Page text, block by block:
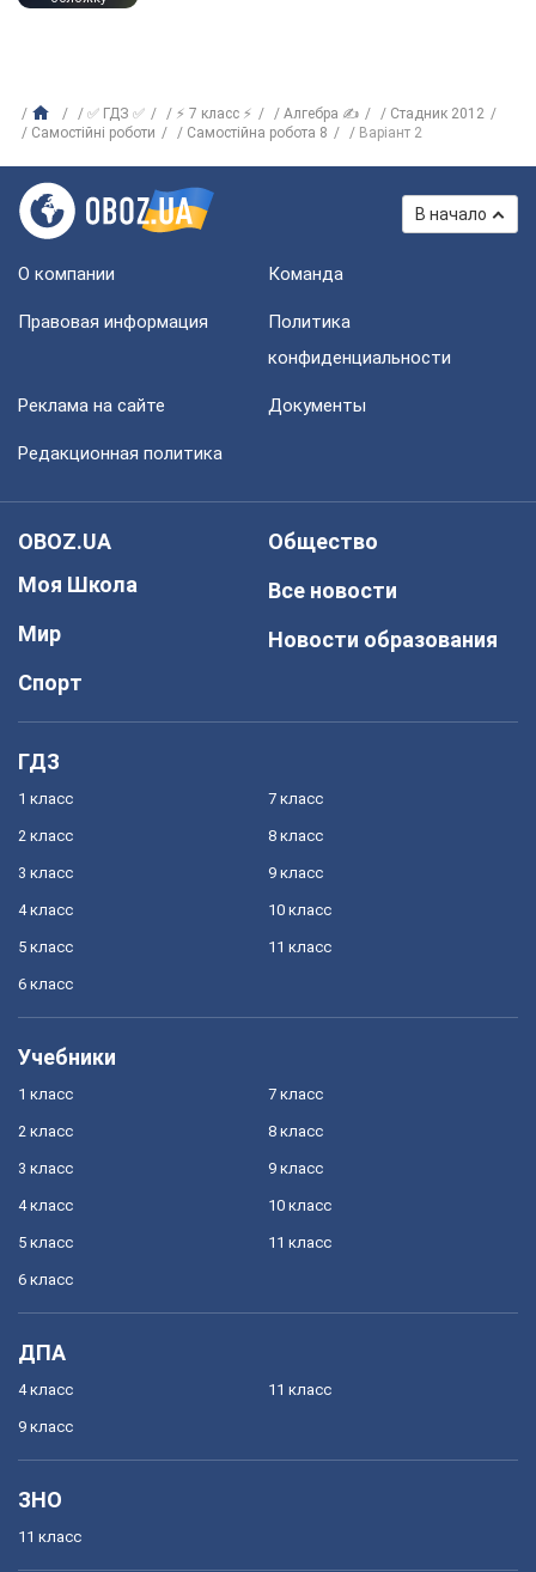
✅ ГДЗ ✅ ⚡ 7 класс ⚡ Алгебра ✍
Стадник 2012
Самостійні роботи
Самостійна робота 8 Варіант 2
В начало
О компании Команда
Правовая информация
Политика
конфиденциальности
Реклама на сайте Документы
Редакционная политика
OBOZ.UA
Моя Школа
Мир
Спорт
Общество
Все новости
Новости образования
ГДЗ
1 класс
2 класс
3 класс
4 класс
5 класс
6 класс
7 класс
8 класс
9 класс
10 класс
11 класс
Учебники
1 класс
2 класс
3 класс
4 класс
5 класс
6 класс
7 класс
8 класс
9 класс
10 класс
11 класс
ДПА
4 класс
9 класс
11 класс
ЗНО
11 класс